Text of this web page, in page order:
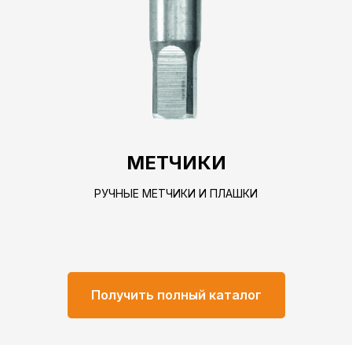
МЕТЧИКИ
РУЧНЫЕ МЕТЧИКИ И ПЛАШКИ
Получить полный каталог